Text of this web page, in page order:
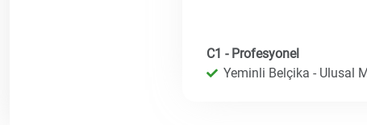
C1 - Profesyonel
Yeminli Belçika - Ulusal